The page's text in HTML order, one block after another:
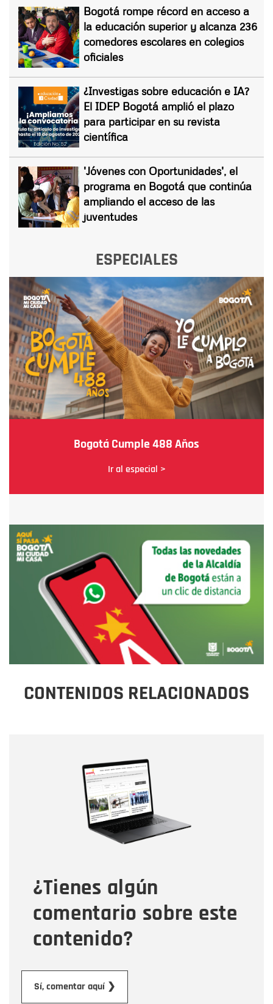
Bogotá rompe récord en acceso a
la educación superior y alcanza 236
comedores escolares en colegios
oficiales
¿Investigas sobre educación e IA?
El IDEP Bogotá amplió el plazo
para participar en su revista
científica
'Jóvenes con Oportunidades', el
programa en Bogotá que continúa
ampliando el acceso de las
juventudes
ESPECIALES
Bogotá Cumple 488 Años
Ir al especial >
CONTENIDOS RELACIONADOS
¿Tienes algún
comentario sobre este
contenido?
Sí, comentar aquí ❯
Correo electrónico
Tipo de comentario
Mensaje